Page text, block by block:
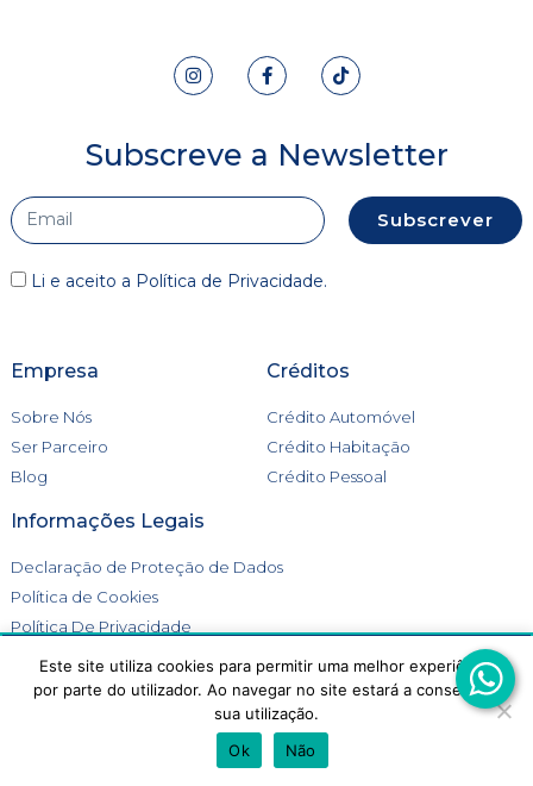
Subscreve a Newsletter
Li e aceito a Política de Privacidade.
Subscrever
Empresa
Sobre Nós
Ser Parceiro
Blog
Créditos
Crédito Automóvel
Crédito Habitação
Crédito Pessoal
Informações Legais
Declaração de Proteção de Dados
Política de Cookies
Política De Privacidade
Livro de Reclamações
Go Crédito 2026 © Todos os direitos reservados
Este site utiliza cookies para permitir uma melhor experiência
por parte do utilizador. Ao navegar no site estará a consentir a
sua utilização.
Ok
Não
Este site utiliza cookies para melhorar a tua experiência.
Aceitas a utilização de cookies?
ACEITAR REJEITAR